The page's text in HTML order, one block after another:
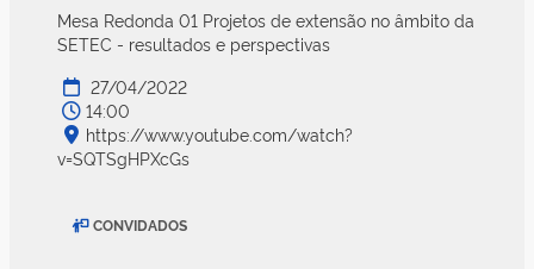
Mesa Redonda 01 Projetos de extensão no âmbito da
SETEC - resultados e perspectivas
27/04/2022
14:00
https://www.youtube.com/watch?
v=SQTSgHPXcGs
CONVIDADOS